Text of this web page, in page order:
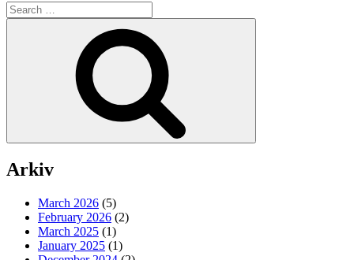
Search
for:
Arkiv
March 2026 (5)
February 2026 (2)
March 2025 (1)
January 2025 (1)